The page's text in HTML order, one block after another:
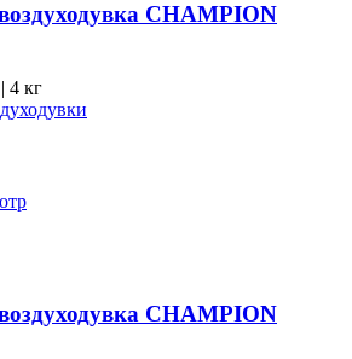
CHAMPION
4 кг
CHAMPION